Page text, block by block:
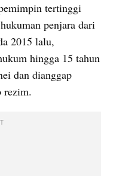
tertinggi
penjara dari
2015 lalu,
hingga 15 tahun
dan dianggap
rezim.